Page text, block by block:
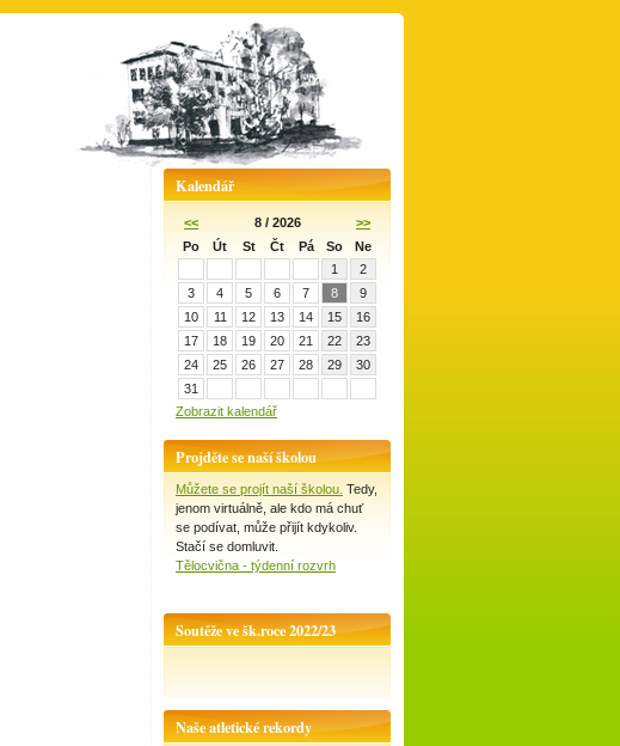
Kalendář
<< 8 / 2026
>>
Po
Út St Čt Pá So
Ne
1
2
3
4 5 6 7 8
9
10
11 12 13 14 15
16
17
18 19 20 21 22
23
24
25 26 27 28 29
30
31
Zobrazit kalendář
Projděte se naší školou
Můžete se projít naší školou. Tedy,
jenom virtuálně, ale kdo má chuť
se podívat, může přijít kdykoliv.
Stačí se domluvit.
Tělocvična - týdenní rozvrh
Soutěže ve šk.roce 2022/23
Naše atletické rekordy